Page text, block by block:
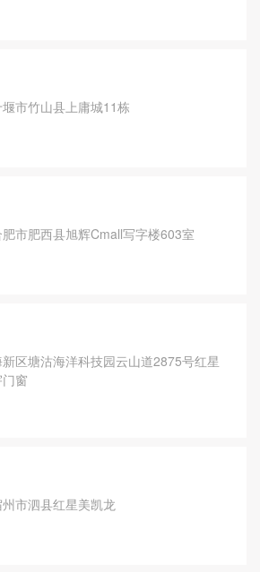
市竹山县上庸城11栋
市肥西县旭辉Cmall写字楼603室
区塘沽海洋科技园云山道2875号红星
窗
市泗县红星美凯龙